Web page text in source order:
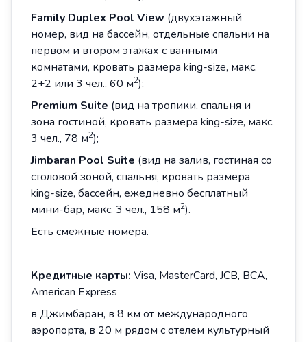
Family Duplex Pool View (двухэтажный
номер, вид на бассейн, отдельные спальни на
первом и втором этажах с ванными
комнатами, кровать размера king-size, макс.
2+2 или 3 чел., 60 м2);
Premium Suite (вид на тропики, спальня и
зона гостиной, кровать размера king-size, макс.
3 чел., 78 м2);
Jimbaran Pool Suite (вид на залив, гостиная со
столовой зоной, спальня, кровать размера
king-size, бассейн, ежедневно бесплатный
мини-бар, макс. 3 чел., 158 м2).
Есть смежные номера.
Кредитные карты: Visa, MasterCard, JCB, BCA,
American Express
в Джимбаран, в 8 км от международного
аэропорта, в 20 м рядом с отелем культурный